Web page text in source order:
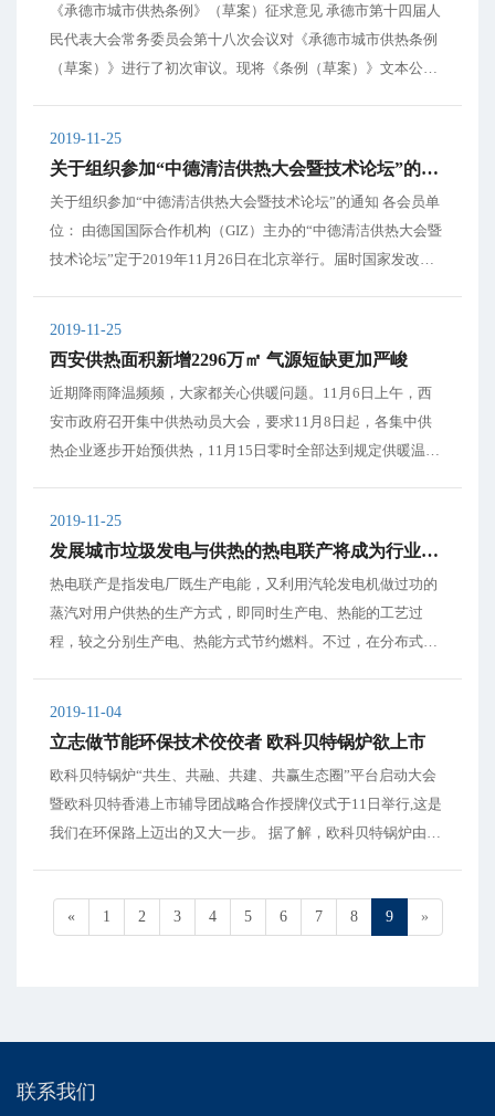
《承德市城市供热条例》（草案）征求意见 承德市第十四届人
民代表大会常务委员会第十八次会议对《承德市城市供热条例
（草案）》进行了初次审议。现将《条例（草案）》文本公
2019-11-25
关于组织参加“中德清洁供热大会暨技术论坛”的通知
关于组织参加“中德清洁供热大会暨技术论坛”的通知 各会员单
位： 由德国国际合作机构（GIZ）主办的“中德清洁供热大会暨
技术论坛”定于2019年11月26日在北京举行。届时国家发改
2019-11-25
西安供热面积新增2296万㎡ 气源短缺更加严峻
近期降雨降温频频，大家都关心供暖问题。11月6日上午，西
安市政府召开集中供热动员大会，要求11月8日起，各集中供
热企业逐步开始预供热，11月15日零时全部达到规定供暖温
2019-11-25
发展城市垃圾发电与供热的热电联产将成为行业主要趋势之一
热电联产是指发电厂既生产电能，又利用汽轮发电机做过功的
蒸汽对用户供热的生产方式，即同时生产电、热能的工艺过
程，较之分别生产电、热能方式节约燃料。不过，在分布式能
2019-11-04
立志做节能环保技术佼佼者 欧科贝特锅炉欲上市
欧科贝特锅炉“共生、共融、共建、共赢生态圈”平台启动大会
暨欧科贝特香港上市辅导团战略合作授牌仪式于11日举行,这是
我们在环保路上迈出的又大一步。 据了解，欧科贝特锅炉由临
智能,欧科贝特在环保、智能、...
« 1 2 3 4 5 6 7 8 9 »
联系我们